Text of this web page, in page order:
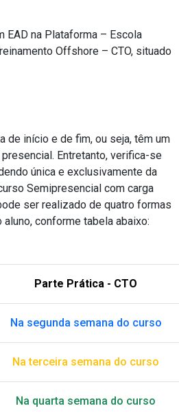
EAD na Plataforma – Escola
Offshore – CTO, situado
de início e de fim, ou seja, têm um
Entretanto, verifica-se
única e exclusivamente da
Semipresencial com carga
ser realizado de quatro formas
conforme tabela abaixo:
Parte Prática - CTO
Na segunda semana do curso
Na terceira semana do curso
Na quarta semana do curso